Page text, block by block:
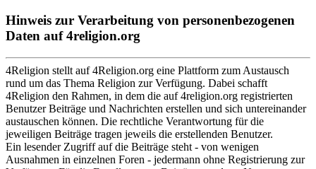
Hinweis zur Verarbeitung von personenbezogenen
Daten auf 4religion.org
4Religion stellt auf 4Religion.org eine Plattform zum Austausch
rund um das Thema Religion zur Verfügung. Dabei schafft
4Religion den Rahmen, in dem die auf 4religion.org registrierten
Benutzer Beiträge und Nachrichten erstellen und sich untereinander
austauschen können. Die rechtliche Verantwortung für die
jeweiligen Beiträge tragen jeweils die erstellenden Benutzer.
Ein lesender Zugriff auf die Beiträge steht - von wenigen
Ausnahmen in einzelnen Foren - jedermann ohne Registrierung zur